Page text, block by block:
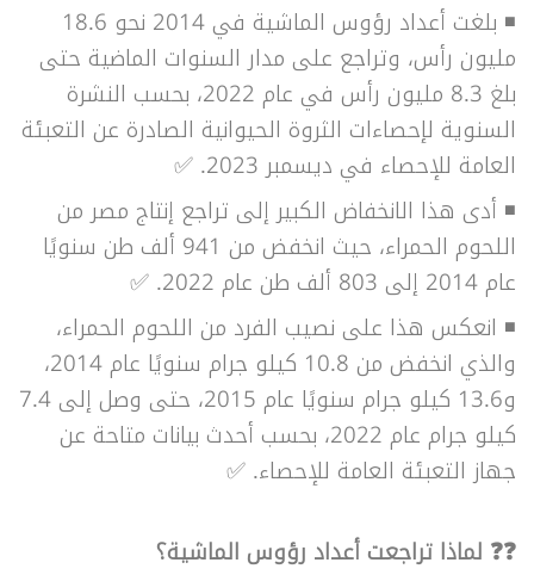
◾ بلغت أعداد رؤوس الماشية في 2014 نحو 18.6
مليون رأس، وتراجع على مدار السنوات الماضية حتى
بلغ 8.3 مليون رأس في عام 2022، بحسب النشرة
السنوية لإحصاءات الثروة الحيوانية الصادرة عن التعبئة
العامة للإحصاء في ديسمبر 2023. ✅
◾ أدى هذا الانخفاض الكبير إلى تراجع إنتاج مصر من
اللحوم الحمراء، حيث انخفض من 941 ألف طن سنويًا
عام 2014 إلى 803 ألف طن عام 2022. ✅
◾ انعكس هذا على نصيب الفرد من اللحوم الحمراء،
والذي انخفض من 10.8 كيلو جرام سنويًا عام 2014،
و13.6 كيلو جرام سنويًا عام 2015، حتى وصل إلى 7.4
كيلو جرام عام 2022، بحسب أحدث بيانات متاحة عن
جهاز التعبئة العامة للإحصاء. ✅
❓❓ لماذا تراجعت أعداد رؤوس الماشية؟